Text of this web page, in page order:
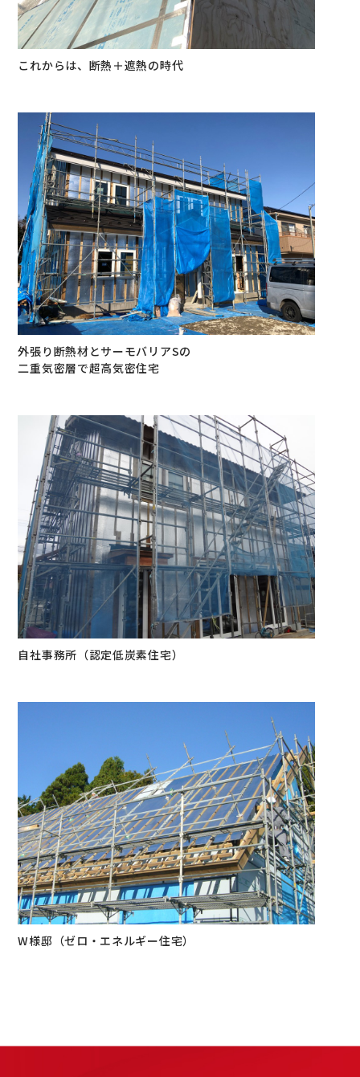
これからは、断熱＋遮熱の時代
外張り断熱材とサーモバリアSの
二重気密層で超高気密住宅
自社事務所（認定低炭素住宅）
W様邸（ゼロ・エネルギー住宅）